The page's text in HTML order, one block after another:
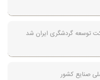
توسعه گردشگری ایران شد
صنایع کشور